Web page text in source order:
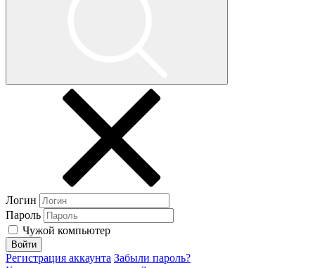
Логин
Пароль
Чужой компьютер
Войти
Регистрация аккаунта Забыли пароль?